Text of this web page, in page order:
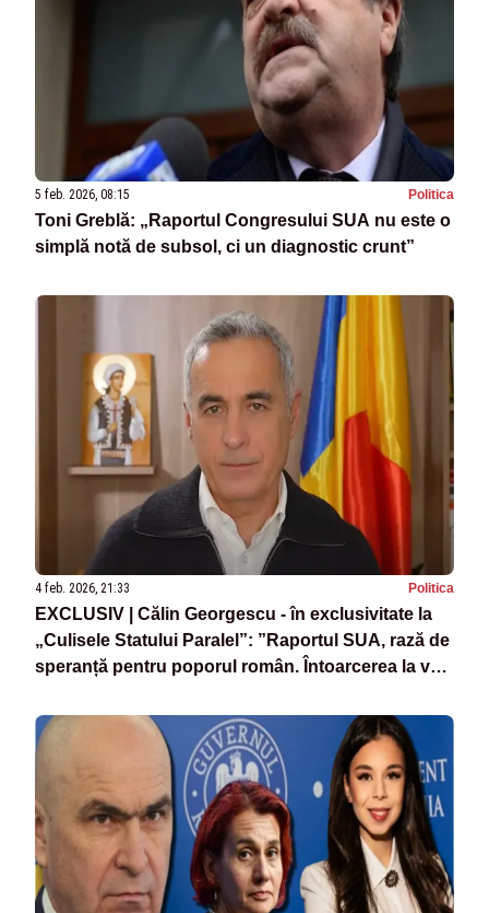
5 feb. 2026, 08:15 Politica
Toni Greblă: „Raportul Congresului SUA nu este o
simplă notă de subsol, ci un diagnostic crunt”
4 feb. 2026, 21:33 Politica
EXCLUSIV | Călin Georgescu - în exclusivitate la
„Culisele Statului Paralel”: ”Raportul SUA, rază de
speranță pentru poporul român. Întoarcerea la vot,